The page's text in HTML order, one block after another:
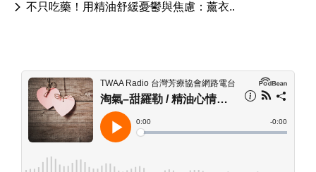
不只吃藥！用精油舒緩憂鬱與焦慮：薰衣..